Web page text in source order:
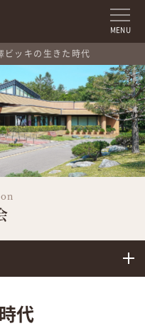
MENU
ビッキの生きた時代
代